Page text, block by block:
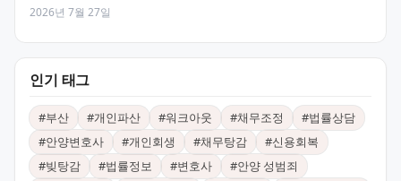
2026년 7월 27일
인기 태그
#부산 #개인파산 #워크아웃 #채무조정 #법률상담
#안양변호사 #개인회생 #채무탕감 #신용회복
#빚탕감 #법률정보 #변호사 #안양 성범죄